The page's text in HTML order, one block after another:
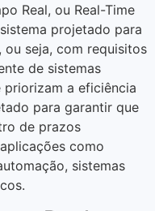
Real, ou Real-Time
projetado para
seja, com requisitos
de sistemas
priorizam a eficiência
para garantir que
de prazos
como
sistemas